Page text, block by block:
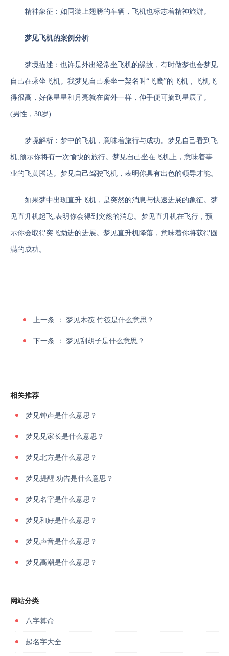
精神象征：如同装上翅膀的车辆，飞机也标志着精神旅游。
梦见飞机的案例分析
梦境描述：也许是外出经常坐飞机的缘故，有时做梦也会梦见
自己在乘坐飞机。我梦见自己乘坐一架名叫“飞鹰”的飞机，飞机飞
得很高，好像星星和月亮就在窗外一样，伸手便可摘到星辰了。
(男性，30岁)
梦境解析：梦中的飞机，意味着旅行与成功。梦见自己看到飞
机,预示你将有一次愉快的旅行。梦见自己坐在飞机上，意味着事
业的飞黄腾达。梦见自己驾驶飞机，表明你具有出色的领导才能。
如果梦中出现直升飞机，是突然的消息与快速进展的象征。梦
见直升机起飞,表明你会得到突然的消息。梦见直升机在飞行，预
示你会取得突飞勐进的进展。梦见直升机降落，意味着你将获得圆
满的成功。
上一条 ： 梦见木筏 竹筏是什么意思？
下一条 ： 梦见刮胡子是什么意思？
相关推荐
梦见钟声是什么意思？
梦见见家长是什么意思？
梦见北方是什么意思？
梦见提醒 劝告是什么意思？
梦见名字是什么意思？
梦见和好是什么意思？
梦见声音是什么意思？
梦见高潮是什么意思？
网站分类
八字算命
起名字大全